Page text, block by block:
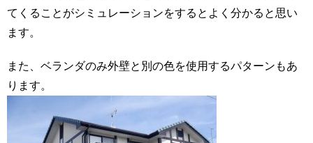
てくることがシミュレーションをするとよく分かると思い
ます。
また、ベランダのみ外壁と別の色を使用するパターンもあ
ります。